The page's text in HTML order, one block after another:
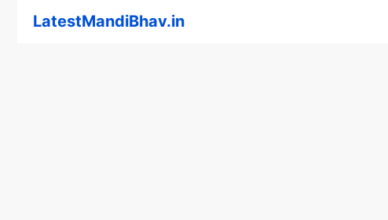
LatestMandiBhav.in